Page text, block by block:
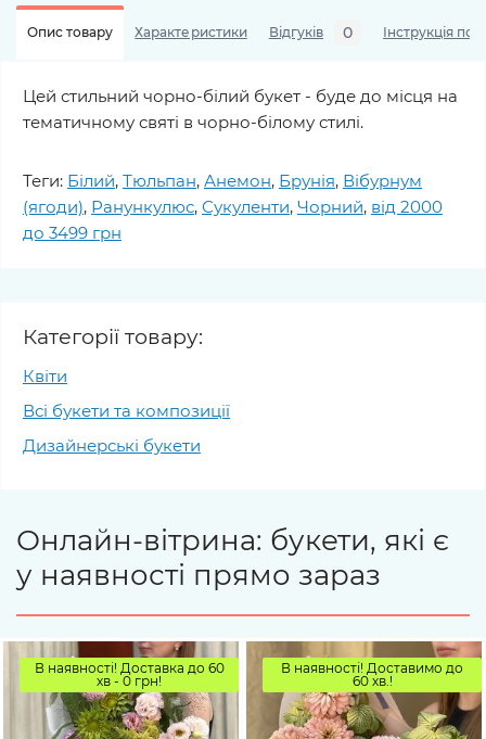
Опис товару Характеристики Відгуків 0 Інструкція по
Цей стильний чорно-білий букет - буде до місця на
тематичному святі в чорно-білому стилі.
Теги: Білий, Тюльпан, Анемон, Брунія, Вібурнум
(ягоди), Ранункулюс, Сукуленти, Чорний, від 2000
до 3499 грн
Категорії товару:
Квіти
Всі букети та композиції
Дизайнерські букети
Онлайн-вітрина: букети, які є
у наявності прямо зараз
В наявності! Доставка до 60
хв - 0 грн!
В наявності! Доставимо до
60 хв.!